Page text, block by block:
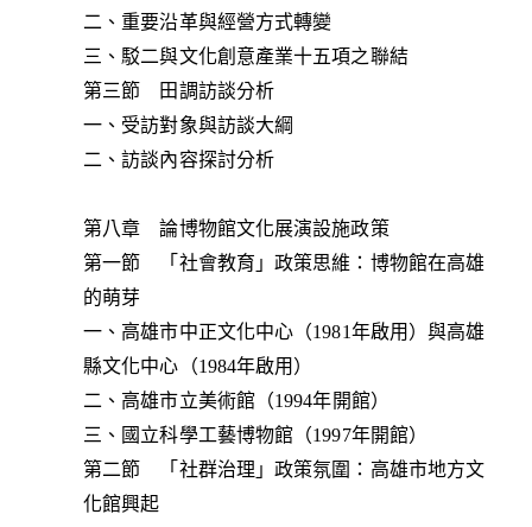
二、重要沿革與經營方式轉變
三、駁二與文化創意產業十五項之聯結
第三節 田調訪談分析
一、受訪對象與訪談大綱
二、訪談內容探討分析
第八章 論博物館文化展演設施政策
第一節 「社會教育」政策思維：博物館在高雄
的萌芽
一、高雄市中正文化中心（1981年啟用）與高雄
縣文化中心（1984年啟用）
二、高雄市立美術館（1994年開館）
三、國立科學工藝博物館（1997年開館）
第二節 「社群治理」政策氛圍：高雄市地方文
化館興起